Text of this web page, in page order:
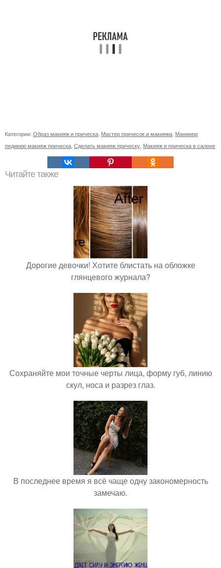
Категории: Образ макияж и прическа, Мастер причесок и макияжа, Маникюр
педикюр макияж прическа, Сделать макияж прическу, Макияж и прическа в салоне
Читайте также
Дорогие девочки! Хотите блистать на обложке
глянцевого журнала?
Сохраняйте мои точные черты лица, форму губ, линию
скул, носа и разрез глаз.
В последнее время я всё чаще одну закономерность
замечаю.